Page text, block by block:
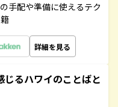
手配や準備に使えるテク
詳細を見る
じるハワイのことばと